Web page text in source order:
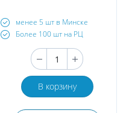
менее 5 шт в Минске
Более 100 шт на РЦ
В корзину